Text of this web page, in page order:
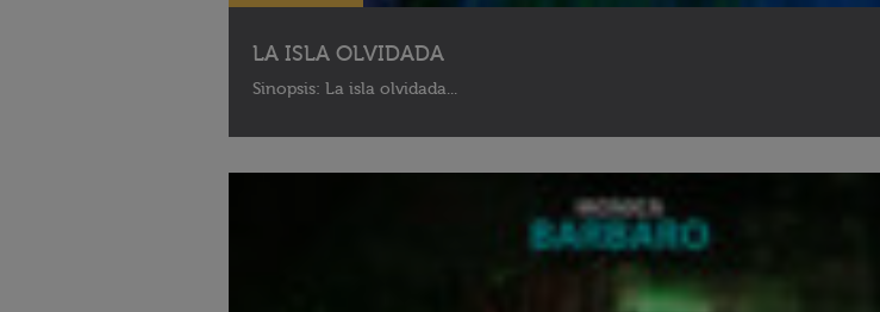
LA ISLA OLVIDADA
Sinopsis: La isla olvidada...